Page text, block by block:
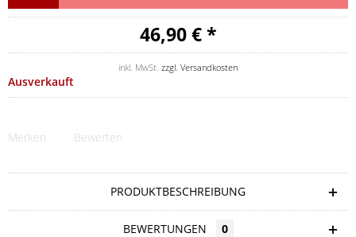
46,90 € *
inkl. MwSt. zzgl. Versandkosten
Ausverkauft
Merken Bewerten
PRODUKTBESCHREIBUNG
BEWERTUNGEN 0